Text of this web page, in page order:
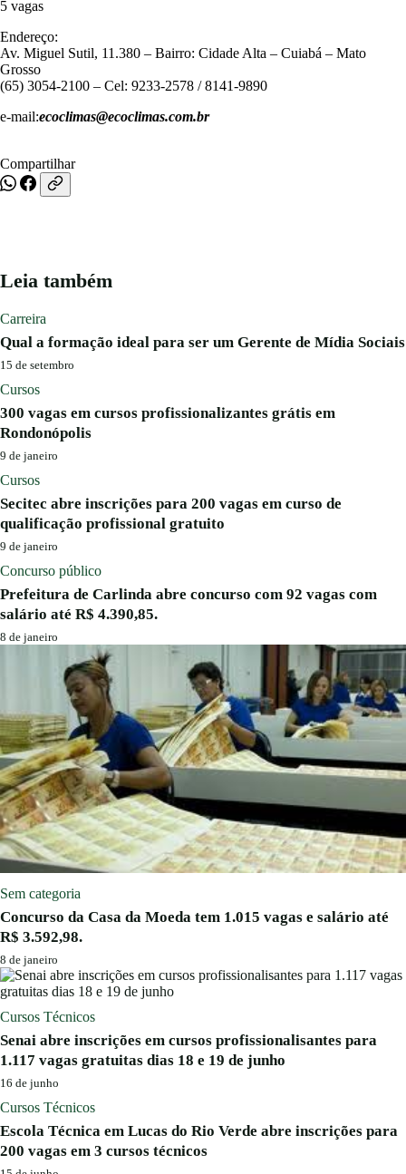
5 vagas
Endereço:
Av. Miguel Sutil, 11.380 – Bairro: Cidade Alta – Cuiabá – Mato
Grosso
(65) 3054-2100 – Cel: 9233-2578 / 8141-9890
e-mail:ecoclimas@ecoclimas.com.br
Compartilhar
Leia também
Carreira
Qual a formação ideal para ser um Gerente de Mídia Sociais
15 de setembro
Cursos
300 vagas em cursos profissionalizantes grátis em
Rondonópolis
9 de janeiro
Cursos
Secitec abre inscrições para 200 vagas em curso de
qualificação profissional gratuito
9 de janeiro
Concurso público
Prefeitura de Carlinda abre concurso com 92 vagas com
salário até R$ 4.390,85.
8 de janeiro
Sem categoria
Concurso da Casa da Moeda tem 1.015 vagas e salário até
R$ 3.592,98.
8 de janeiro
Cursos Técnicos
Senai abre inscrições em cursos profissionalisantes para
1.117 vagas gratuitas dias 18 e 19 de junho
16 de junho
Cursos Técnicos
Escola Técnica em Lucas do Rio Verde abre inscrições para
200 vagas em 3 cursos técnicos